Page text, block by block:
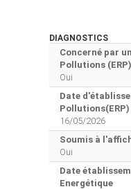
DIAGNOSTICS
Concerné par
Pollutions (ERP)
Oui
Date
Pollutions(ERP)
16/05/2026
Soumis à
Oui
Date
Energétique